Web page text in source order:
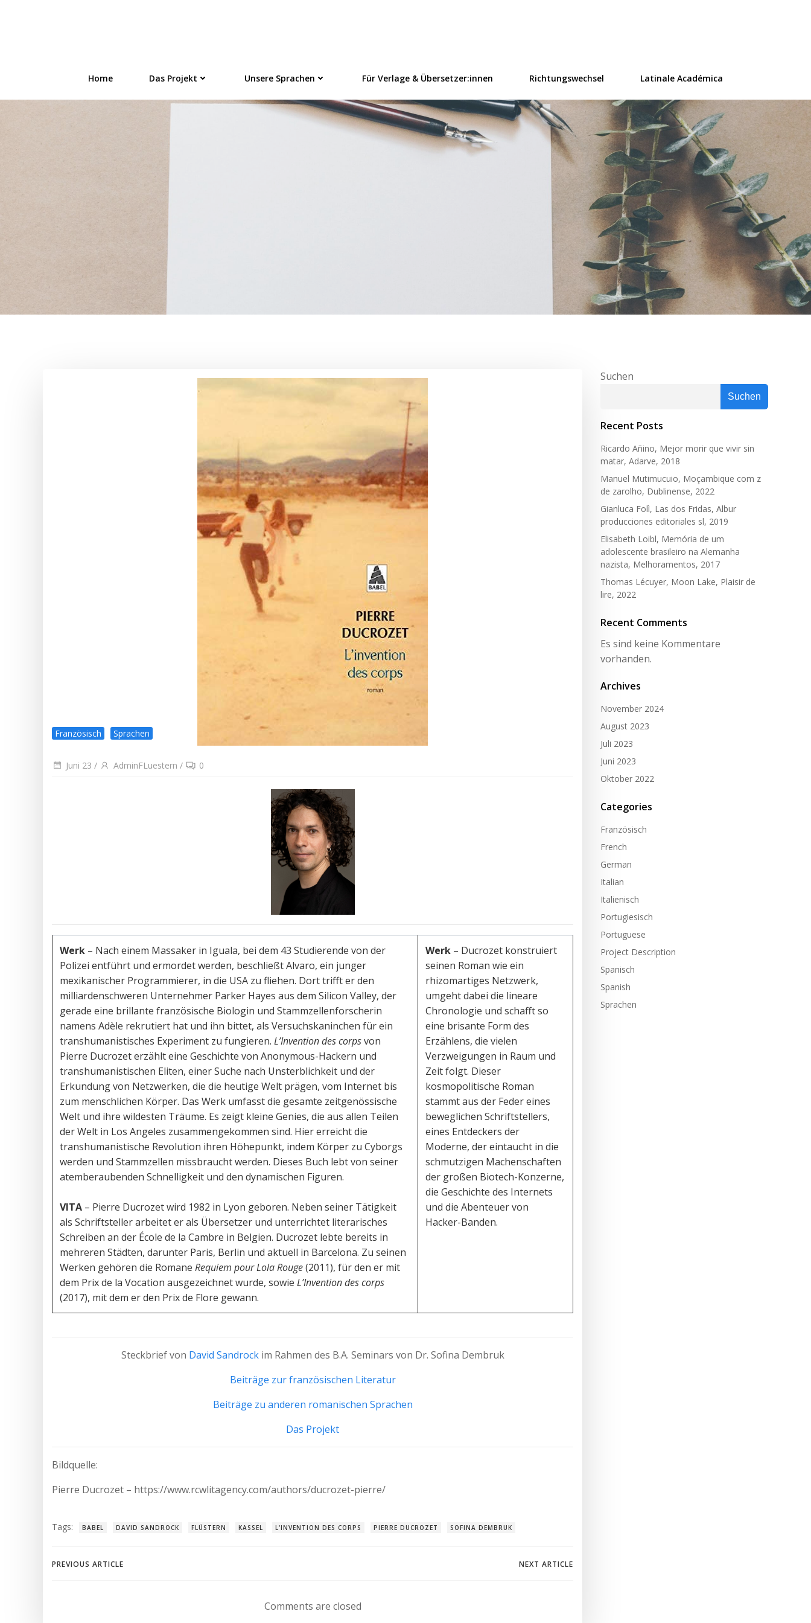
Home Das Projekt Unsere Sprachen Für Verlage & Übersetzer:innen Richtungswechsel Latinale Académica
Französisch Sprachen
Juni 23 / AdminFLuestern / 0
Werk – Nach einem Massaker in Iguala, bei dem 43 Studierende von der
Polizei entführt und ermordet werden, beschließt Alvaro, ein junger
mexikanischer Programmierer, in die USA zu fliehen. Dort trifft er den
milliardenschweren Unternehmer Parker Hayes aus dem Silicon Valley, der
gerade eine brillante französische Biologin und Stammzellenforscherin
namens Adèle rekrutiert hat und ihn bittet, als Versuchskaninchen für ein
transhumanistisches Experiment zu fungieren. L’Invention des corpsvon
Pierre Ducrozet erzählt eine Geschichte von Anonymous-Hackern und
transhumanistischen Eliten, einer Suche nach Unsterblichkeit und der
Erkundung von Netzwerken, die die heutige Welt prägen, vom Internet bis
zum menschlichen Körper. Das Werk umfasst die gesamte zeitgenössische
Welt und ihre wildesten Träume. Es zeigt kleine Genies, die aus allen Teilen
der Welt in Los Angeles zusammengekommen sind. Hier erreicht die
transhumanistische Revolution ihren Höhepunkt, indem Körper zu Cyborgs
werden und Stammzellen missbraucht werden. Dieses Buch lebt von seiner
atemberaubenden Schnelligkeit und den dynamischen Figuren.
VITA – Pierre Ducrozet wird 1982 in Lyon geboren. Neben seiner Tätigkeit
als Schriftsteller arbeitet er als Übersetzer und unterrichtet literarisches
Schreiben an der École de la Cambre in Belgien. Ducrozet lebte bereits in
mehreren Städten, darunter Paris, Berlin und aktuell in Barcelona. Zu seinen
Werken gehören die Romane Requiem pour Lola Rouge(2011), für den er mit
dem Prix de la Vocation ausgezeichnet wurde, sowie L’Invention des corps
(2017), mit dem er den Prix de Flore gewann.
Werk – Ducrozet konstruiert
seinen Roman wie ein
rhizomartiges Netzwerk,
umgeht dabei die lineare
Chronologie und schafft so
eine brisante Form des
Erzählens, die vielen
Verzweigungen in Raum und
Zeit folgt. Dieser
kosmopolitische Roman
stammt aus der Feder eines
beweglichen Schriftstellers,
eines Entdeckers der
Moderne, der eintaucht in die
schmutzigen Machenschaften
der großen Biotech-Konzerne,
die Geschichte des Internets
und die Abenteuer von
Hacker-Banden.
Steckbrief von David Sandrockim Rahmen des B.A. Seminars von Dr. Sofina Dembruk
Beiträge zur französischen Literatur
Beiträge zu anderen romanischen Sprachen
Das Projekt
Bildquelle:
Pierre Ducrozet – https://www.rcwlitagency.com/authors/ducrozet-pierre/
Tags: BABEL DAVID SANDROCK FLÜSTERN KASSEL L'INVENTION DES CORPS PIERRE DUCROZET SOFINA DEMBRUK
Post
PREVIOUS ARTICLE
navigation
NEXT ARTICLE
Comments are closed
Suchen
Suchen
Recent Posts
Ricardo Añino, Mejor morir que vivir sin
matar, Adarve, 2018
Manuel Mutimucuio, Moçambique com z
de zarolho, Dublinense, 2022
Gianluca Folì, Las dos Fridas, Albur
producciones editoriales sl, 2019
Elisabeth Loibl, Memória de um
adolescente brasileiro na Alemanha
nazista, Melhoramentos, 2017
Thomas Lécuyer, Moon Lake, Plaisir de
lire, 2022
Recent Comments
Es sind keine Kommentare
vorhanden.
Archives
November 2024
August 2023
Juli 2023
Juni 2023
Oktober 2022
Categories
Französisch
French
German
Italian
Italienisch
Portugiesisch
Portuguese
Project Description
Spanisch
Spanish
Sprachen